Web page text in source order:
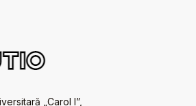
„Carol I”,